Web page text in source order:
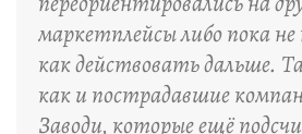
маркетплейсы либо пока
как действовать дальше.
как и пострадавшие
Заводи, которые ещё